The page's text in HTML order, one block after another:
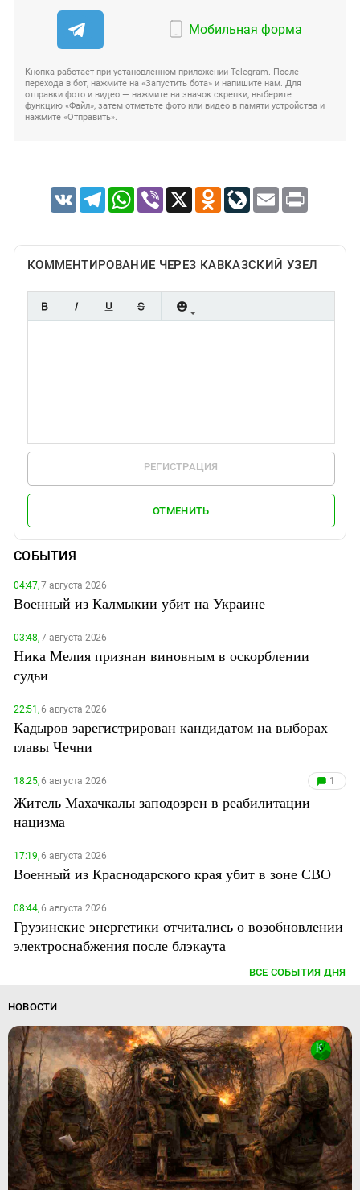
Мобильная форма
Кнопка работает при установленном приложении Telegram. После
перехода в бот, нажмите на «Запустить бота» и напишите нам. Для
отправки фото и видео — нажмите на значок скрепки, выберите
функцию «Файл», затем отметьте фото или видео в памяти устройства и
нажмите «Отправить».
VK TelegramWhatsApp
Viber X Odnoklassniki
LiveJournal
Email Print
КОММЕНТИРОВАНИЕ ЧЕРЕЗ КАВКАЗСКИЙ УЗЕЛ
РЕГИСТРАЦИЯ
ОТМЕНИТЬ
СОБЫТИЯ
04:47,7 августа 2026
Военный из Калмыкии убит на Украине
03:48,7 августа 2026
Ника Мелия признан виновным в оскорблении
судьи
22:51,6 августа 2026
Кадыров зарегистрирован кандидатом на выборах
главы Чечни
18:25,6 августа 2026 1
Житель Махачкалы заподозрен в реабилитации
нацизма
17:19,6 августа 2026
Военный из Краснодарского края убит в зоне СВО
08:44,6 августа 2026
Грузинские энергетики отчитались о возобновлении
электроснабжения после блэкаута
ВСЕ СОБЫТИЯ ДНЯ
НОВОСТИ